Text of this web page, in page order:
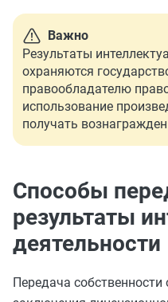
Важно
Результаты
охраняются
правообладателю
использование
получать
Способы
результаты
деятельности
Передача